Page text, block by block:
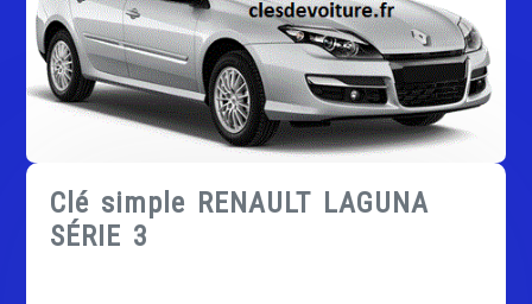
Clé simple RENAULT LAGUNA
SÉRIE 3